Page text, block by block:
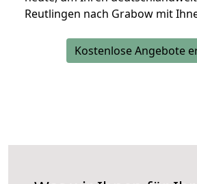
Reutlingen nach Grabow mit
Kostenlose Angebote